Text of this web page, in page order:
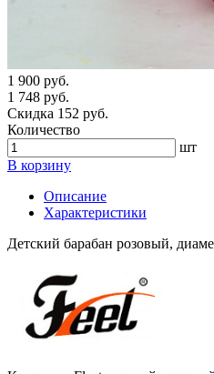
1 900 руб.
1 748 руб.
Скидка 152 руб.
Количество
шт
В корзину
Описание
Характеристики
Детский барабан розовый,